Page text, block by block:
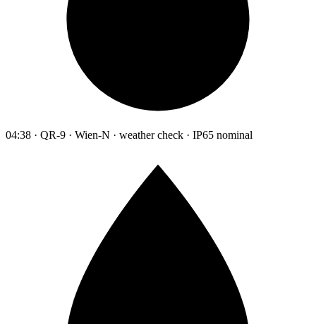
04:38 · QR-9 · Wien-N · weather check · IP65 nominal